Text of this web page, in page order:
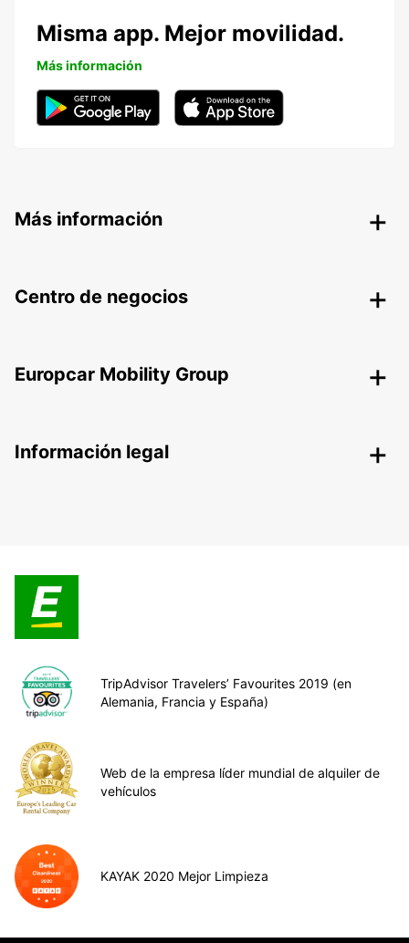
Misma app. Mejor movilidad.
Más información
Más información
Centro de negocios
Europcar Mobility Group
Información legal
TripAdvisor Travelers’ Favourites 2019 (en
Alemania, Francia y España)
Web de la empresa líder mundial de alquiler de
vehículos
KAYAK 2020 Mejor Limpieza